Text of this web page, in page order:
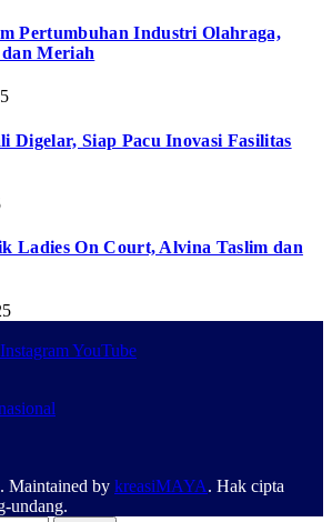
Pertumbuhan Industri Olahraga,
Meriah
Digelar, Siap Pacu Inovasi Fasilitas
Ladies On Court, Alvina Taslim dan
InstagramYouTube
Maintained by kreasiMAYA. Hak cipta
undang.